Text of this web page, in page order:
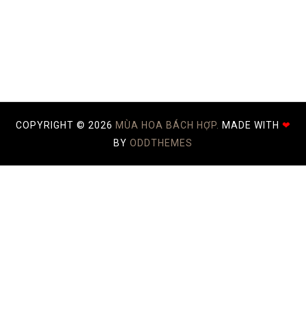
COPYRIGHT © 2026 MÙA HOA BÁCH HỢP. MADE WITH ❤
BY ODDTHEMES